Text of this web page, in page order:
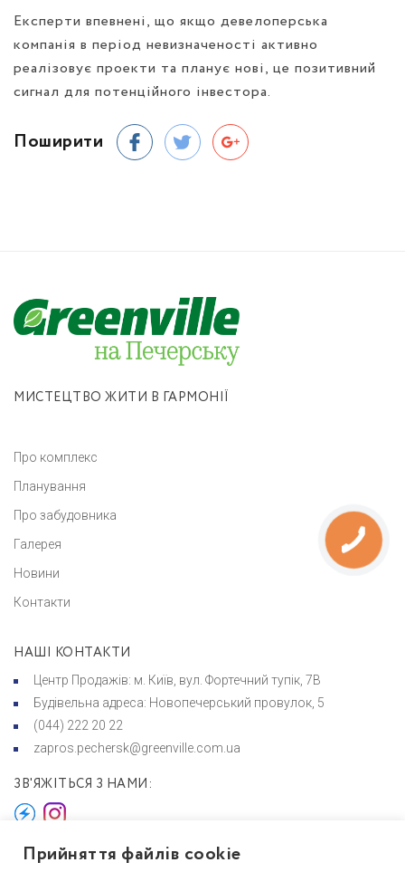
Експерти впевнені, що якщо девелоперська
компанія в період невизначеності активно
реалізовує проекти та планує нові, це позитивний
сигнал для потенційного інвестора.
Поширити
МИСТЕЦТВО ЖИТИ В ГАРМОНІЇ
Про комплекс
Планування
Про забудовника
Галерея
Новини
Контакти
НАШІ КОНТАКТИ
Центр Продажів: м. Київ, вул. Фортечний тупік, 7В
Будівельна адреса: Новопечерський провулок, 5
(044) 222 20 22
zapros.pechersk@greenville.com.ua
ЗВ'ЯЖІТЬСЯ З НАМИ:
Прийняття файлів cookie